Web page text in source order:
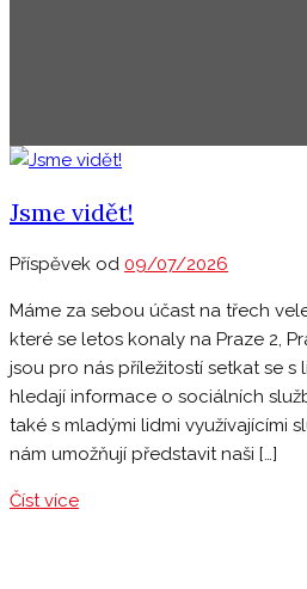
Jsme vidět!
Příspěvek od 09/07/2026
Máme za sebou účast na třech
které se letos konaly na Praze 2,
jsou pro nás příležitostí setkat se s
hledají informace o sociálních
také s mladými lidmi využívajícími
nám umožňují představit naši […]
Číst více